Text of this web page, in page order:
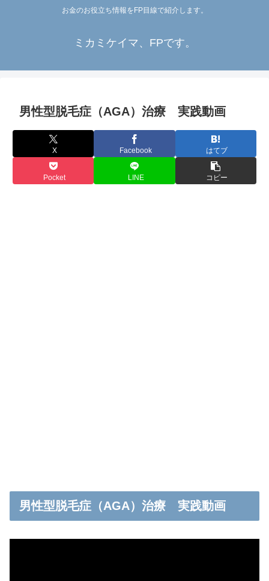
お金のお役立ち情報をFP目線で紹介します。
ミカミケイマ、FPです。
男性型脱毛症（AGA）治療 実践動画
X Facebook はてブ
Pocket LINE コピー
男性型脱毛症（AGA）治療 実践動画